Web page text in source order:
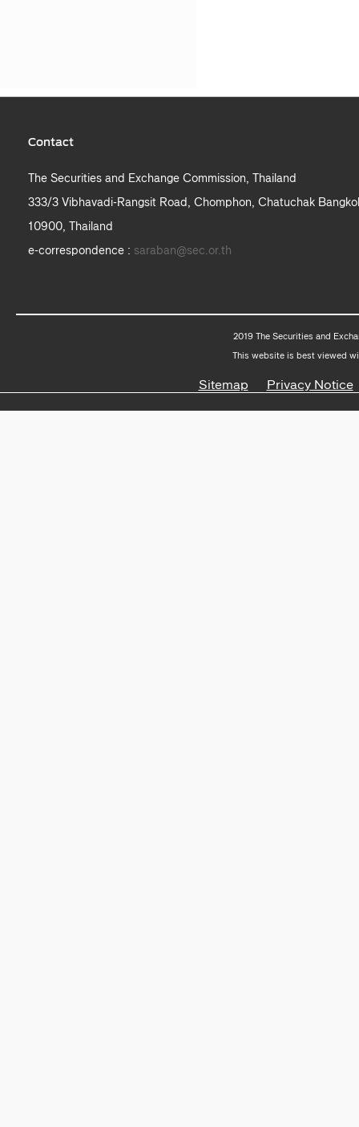
Contact
The Securities and Exchange Commission, Thailand
333/3 Vibhavadi-Rangsit Road, Chomphon, Chatuchak
10900, Thailand
e-correspondence : saraban@sec.or.th
2019 The Securities and
This website is best viewed
Sitemap Privacy Notice